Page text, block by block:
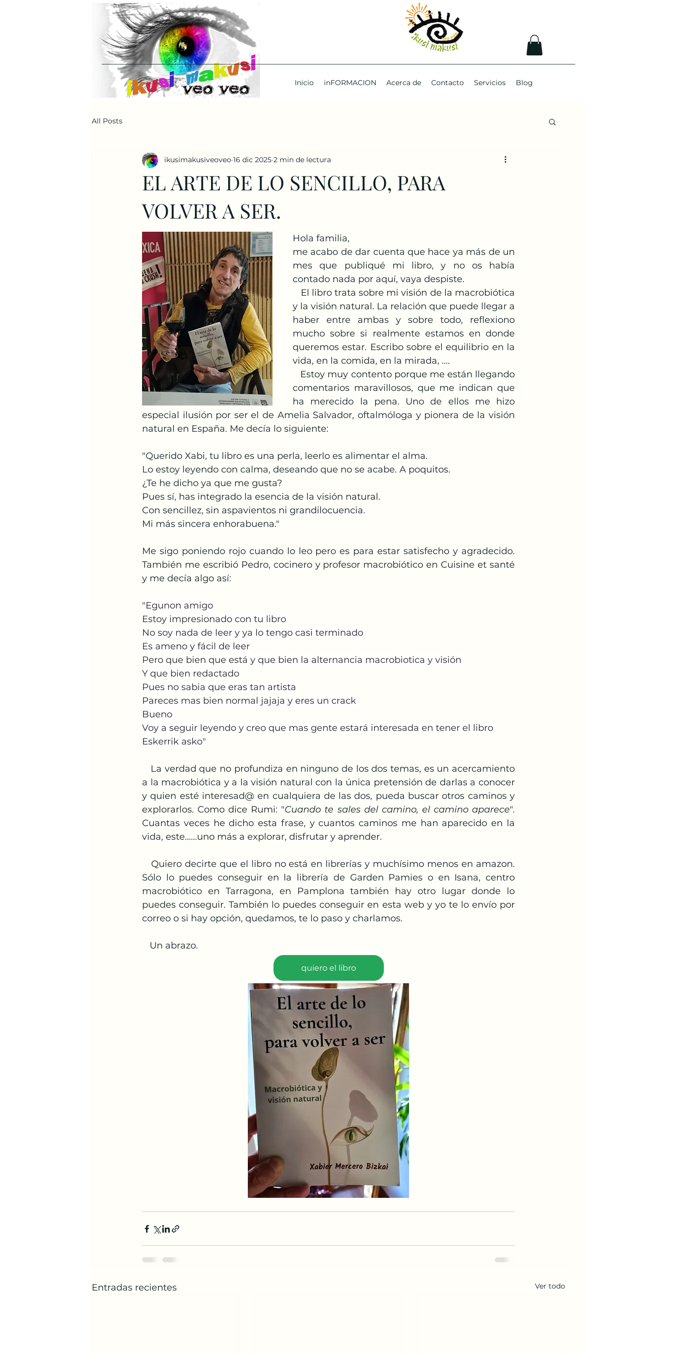
Inicio inFORMACION Acerca de Contacto Servicios Blog
All Posts
EL ARTE DE LO SENCILLO, PARA
VOLVER A SER.
ikusimakusiveoveo 16 dic 2025 2 min de lectura
Hola familia,
me acabo de dar cuenta que hace ya más de un
mes que publiqué mi libro, y no os había
contado nada por aquí, vaya despiste.
y la visión natural. La relación que puede llegar a
haber entre ambas y sobre todo, reflexiono
mucho sobre si realmente estamos en donde
queremos estar. Escribo sobre el equilibrio en la
vida, en la comida, en la mirada, ....
comentarios maravillosos, que me indican que
ha merecido la pena. Uno de ellos me hizo
especial ilusión por ser el de Amelia Salvador, oftalmóloga y pionera de la visión
natural en España. Me decía lo siguiente:
"Querido Xabi, tu libro es una perla, leerlo es alimentar el alma.
Lo estoy leyendo con calma, deseando que no se acabe. A poquitos.
¿Te he dicho ya que me gusta?
Pues sí, has integrado la esencia de la visión natural.
Con sencillez, sin aspavientos ni grandilocuencia.
Mi más sincera enhorabuena."
Me sigo poniendo rojo cuando lo leo pero es para estar satisfecho y agradecido.
También me escribió Pedro, cocinero y profesor macrobiótico en Cuisine et santé
y me decía algo así:
"Egunon amigo
Estoy impresionado con tu libro
No soy nada de leer y ya lo tengo casi terminado
Es ameno y fácil de leer
Pero que bien que está y que bien la alternancia macrobiotica y visión
Y que bien redactado
Pues no sabia que eras tan artista
Pareces mas bien normal jajaja y eres un crack
Bueno
Voy a seguir leyendo y creo que mas gente estará interesada en tener el libro
Eskerrik asko"
a la macrobiótica y a la visión natural con la única pretensión de darlas a conocer
y quien esté interesad@ en cualquiera de las dos, pueda buscar otros caminos y
explorarlos. Como dice Rumi: "Cuando te sales del camino, el camino aparece".
Cuantas veces he dicho esta frase, y cuantos caminos me han aparecido en la
vida, este......uno más a explorar, disfrutar y aprender.
Sólo lo puedes conseguir en la librería de Garden Pamies o en Isana, centro
macrobiótico en Tarragona, en Pamplona también hay otro lugar donde lo
puedes conseguir. También lo puedes conseguir en esta web y yo te lo envío por
correo o si hay opción, quedamos, te lo paso y charlamos.
   Un abrazo.
quiero el libro
Entradas recientes Ver todo